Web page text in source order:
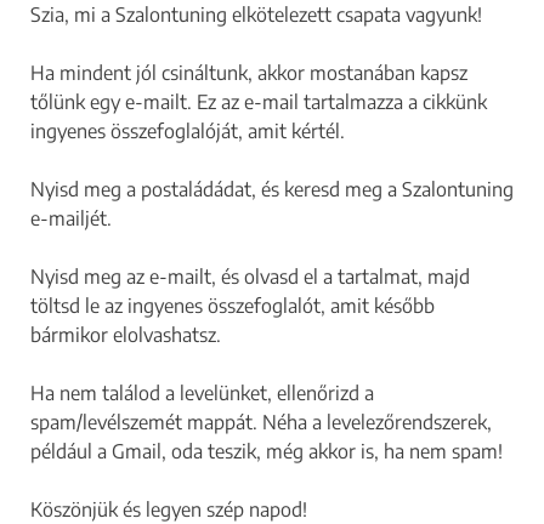
Szia, mi a Szalontuning elkötelezett csapata vagyunk!
Ha mindent jól csináltunk, akkor mostanában kapsz
tőlünk egy e-mailt. Ez az e-mail tartalmazza a cikkünk
ingyenes összefoglalóját, amit kértél.
Nyisd meg a postaládádat, és keresd meg a Szalontuning
e-mailjét.
Nyisd meg az e-mailt, és olvasd el a tartalmat, majd
töltsd le az ingyenes összefoglalót, amit később
bármikor elolvashatsz.
Ha nem találod a levelünket, ellenőrizd a
spam/levélszemét mappát. Néha a levelezőrendszerek,
például a Gmail, oda teszik, még akkor is, ha nem spam!
Köszönjük és legyen szép napod!